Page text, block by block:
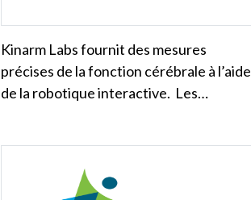
Kinarm Labs fournit des mesures
précises de la fonction cérébrale à l’aide
de la robotique interactive. Les…